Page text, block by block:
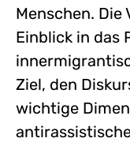
Menschen.
Einblick in das
Ziel, den
wichtige